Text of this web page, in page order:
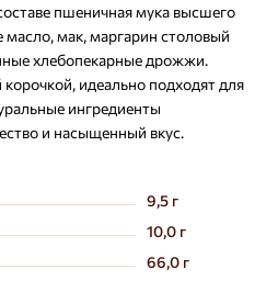
пшеничная мука высшего
масло, мак, маргарин столовый
хлебопекарные дрожжи.
идеально подходят для
ингредиенты
и насыщенный вкус.
9,5 г
10,0 г
66,0 г